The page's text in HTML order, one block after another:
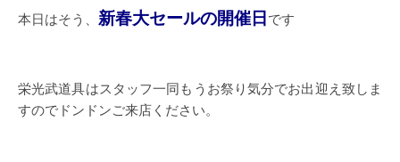
本日はそう、 新春大セールの開催日です
栄光武道具はスタッフ一同もうお祭り気分でお出迎え致しま
すのでドンドンご来店ください。